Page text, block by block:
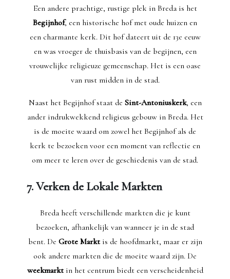
Een andere prachtige, rustige plek in Breda is het
Begijnhof, een historische hof met oude huizen en
een charmante kerk. Dit hof dateert uit de 13e eeuw
en was vroeger de thuisbasis van de begijnen, een
vrouwelijke religieuze gemeenschap. Het is een oase
van rust midden in de stad.
Naast het Begijnhof staat de Sint-Antoniuskerk, een
ander indrukwekkend religieus gebouw in Breda. Het
is de moeite waard om zowel het Begijnhof als de
kerk te bezoeken voor een moment van reflectie en
om meer te leren over de geschiedenis van de stad.
7. Verken de Lokale Markten
Breda heeft verschillende markten die je kunt
bezoeken, afhankelijk van wanneer je in de stad
bent. De Grote Marktis de hoofdmarkt, maar er zijn
ook andere markten die de moeite waard zijn. De
weekmarktin het centrum biedt een verscheidenheid